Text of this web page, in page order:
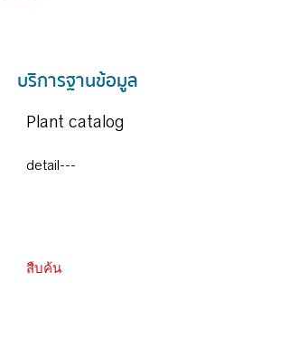
บริการฐานข้อมูล
Plant catalog
detail---
สืบค้น